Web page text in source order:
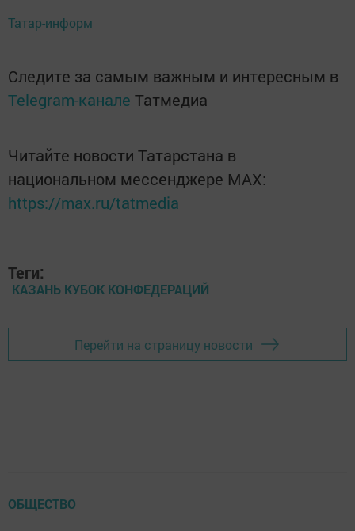
Татар-информ
Следите за самым важным и интересным в
Telegram-канале Татмедиа
Читайте новости Татарстана в
национальном мессенджере MАХ:
https://max.ru/tatmedia
Теги:
КАЗАНЬ КУБОК КОНФЕДЕРАЦИЙ
Перейти на страницу новости
ОБЩЕСТВО